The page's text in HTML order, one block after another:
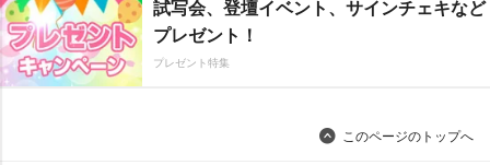
試写会、登壇イベント、サインチェキなど
プレゼント！
プレゼント特集
このページのトップへ